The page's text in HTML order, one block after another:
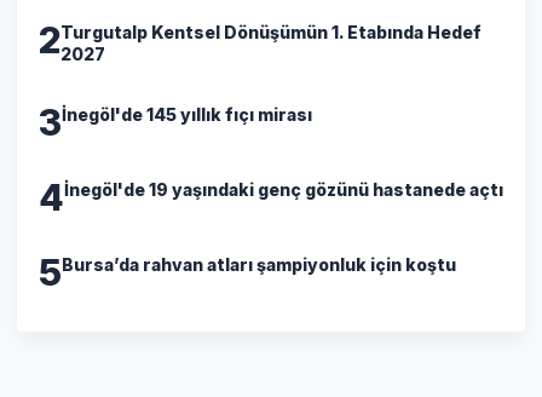
2Turgutalp Kentsel Dönüşümün 1. Etabında Hedef
2027
3İnegöl'de 145 yıllık fıçı mirası
4İnegöl'de 19 yaşındaki genç gözünü hastanede açtı
5Bursa’da rahvan atları şampiyonluk için koştu